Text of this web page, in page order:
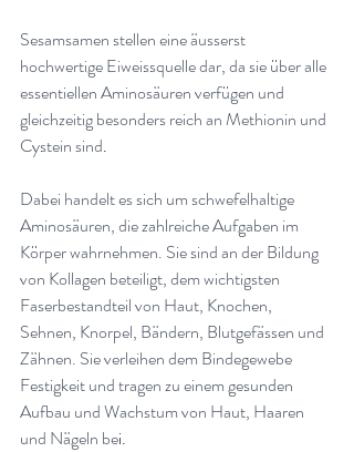
Sesamsamen stellen eine äusserst
hochwertige Eiweissquelle dar, da sie über alle
essentiellen Aminosäuren verfügen und
gleichzeitig besonders reich an Methionin und
Cystein sind.
Dabei handelt es sich um schwefelhaltige
Aminosäuren, die zahlreiche Aufgaben im
Körper wahrnehmen. Sie sind an der Bildung
von Kollagen beteiligt, dem wichtigsten
Faserbestandteil von Haut, Knochen,
Sehnen, Knorpel, Bändern, Blutgefässen und
Zähnen. Sie verleihen dem Bindegewebe
Festigkeit und tragen zu einem gesunden
Aufbau und Wachstum von Haut, Haaren
und Nägeln bei.